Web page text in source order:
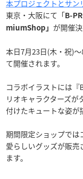
本プロジェクトとサン
東京・大阪にて「 B-
miumShop」 が開催決
本日7月23日(木・祝)
て開催されます。
コラボイラストには
リオキャラクターズ
付けたキュートな姿が
期間限定ショップで
愛らしいグッズが販
ます。